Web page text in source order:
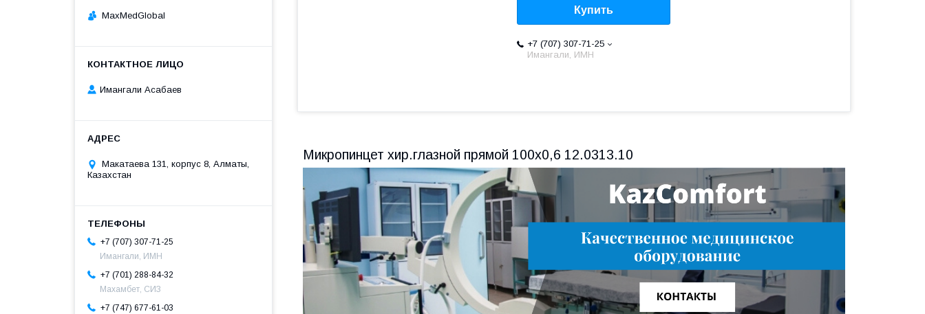
Купить
+7 (707) 307-71-25
Имангали, ИМН
Микропинцет хир.глазной прямой 100х0,6 12.0313.10
MaxMedGlobal
Имангали Асабаев
Макатаева 131, корпус 8, Алматы,
Казахстан
+7 (707) 307-71-25
Имангали, ИМН
+7 (701) 288-84-32
Махамбет, СИЗ
+7 (747) 677-61-03